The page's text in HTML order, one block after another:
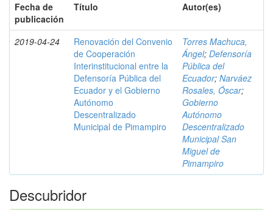
Fecha de
publicación
Título Autor(es)
2019-04-24
Renovación del Convenio
de Cooperación
Interinstitucional entre la
Defensoría Pública del
Ecuador y el Gobierno
Autónomo
Descentralizado
Municipal de Pimampiro
Torres Machuca,
Ángel; Defensoría
Pública del
Ecuador; Narváez
Rosales, Óscar;
Gobierno
Autónomo
Descentralizado
Municipal San
Miguel de
Pimampiro
Descubridor